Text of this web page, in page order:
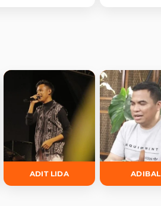
ADIT LIDA ADIBAL